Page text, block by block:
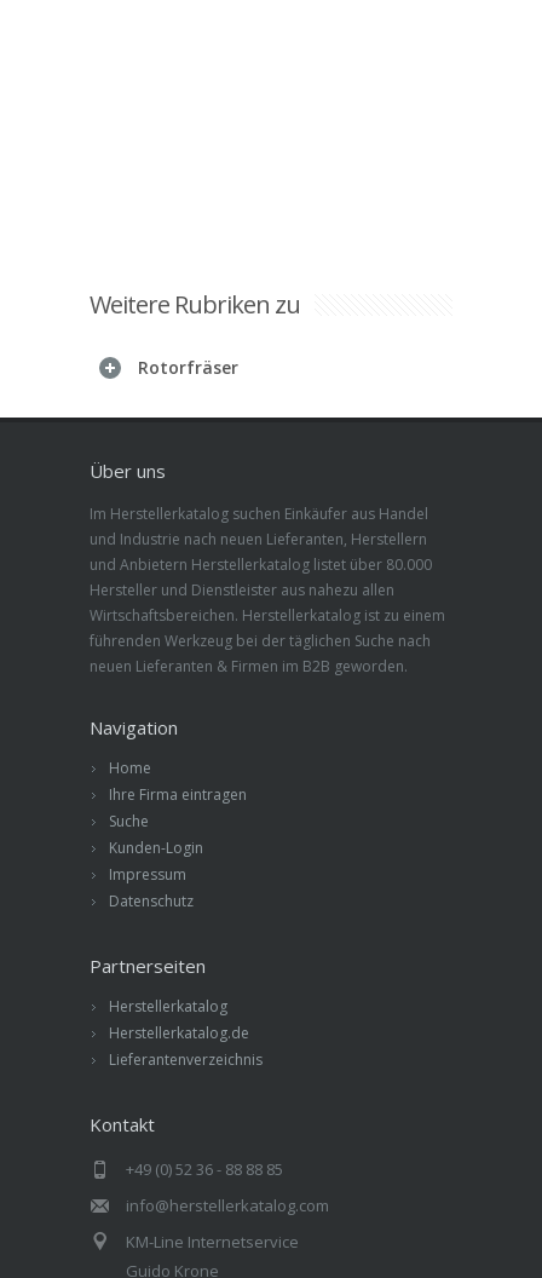
Weitere Rubriken zu
Rotorfräser
Über uns
Im Herstellerkatalog suchen Einkäufer aus Handel
und Industrie nach neuen Lieferanten, Herstellern
und Anbietern Herstellerkatalog listet über 80.000
Hersteller und Dienstleister aus nahezu allen
Wirtschaftsbereichen. Herstellerkatalog ist zu einem
führenden Werkzeug bei der täglichen Suche nach
neuen Lieferanten & Firmen im B2B geworden.
Navigation
Home
Ihre Firma eintragen
Suche
Kunden-Login
Impressum
Datenschutz
Partnerseiten
Herstellerkatalog
Herstellerkatalog.de
Lieferantenverzeichnis
Kontakt
+49 (0) 52 36 - 88 88 85
info@herstellerkatalog.com
KM-Line Internetservice
Guido Krone